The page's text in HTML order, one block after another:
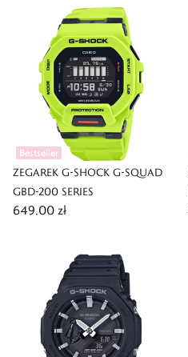
Bestseller
ZEGAREK G-SHOCK G-SQUAD
GBD-200 SERIES
649,00 zł